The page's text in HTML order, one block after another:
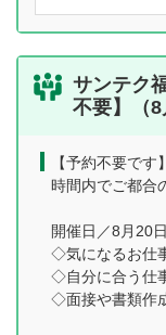
サンテク
不要】（8
【予約不要です】
時間内でご都合
開催日／8月20
◇気になるお仕
◇自分に合う仕
◇面接や書類作